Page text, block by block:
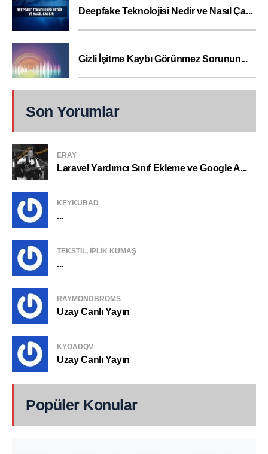
Deepfake Teknolojisi Nedir ve Nasıl Ça...
Gizli İşitme Kaybı Görünmez Sorunun...
Son Yorumlar
ERAY
Laravel Yardımcı Sınıf Ekleme ve Google A...
KEYKUBAD
...
TEKSTIL, IPLIK KUMAŞ
...
RAYMONDBROMS
Uzay Canlı Yayın
KYOADQV
Uzay Canlı Yayın
Popüler Konular